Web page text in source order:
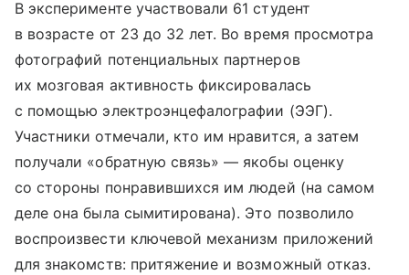
В эксперименте участвовали 61 студент
в возрасте от 23 до 32 лет. Во время просмотра
фотографий потенциальных партнеров
их мозговая активность фиксировалась
с помощью электроэнцефалографии (ЭЭГ).
Участники отмечали, кто им нравится, а затем
получали «обратную связь» — якобы оценку
со стороны понравившихся им людей (на самом
деле она была сымитирована). Это позволило
воспроизвести ключевой механизм приложений
для знакомств: притяжение и возможный отказ.